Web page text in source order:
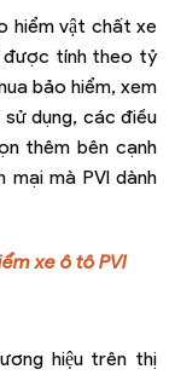
hiểm vật chất xe
được tính theo tỷ
bảo hiểm, xem
dụng, các điều
thêm bên cạnh
mại mà PVI dành
xe ô tô PVI
hiệu trên thị